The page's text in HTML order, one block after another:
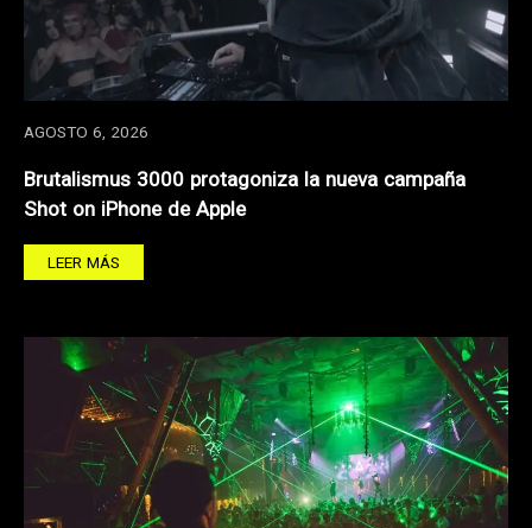
AGOSTO 6, 2026
Brutalismus 3000 protagoniza la nueva campaña
Shot on iPhone de Apple
LEER MÁS